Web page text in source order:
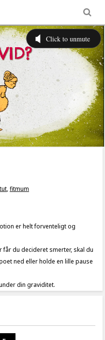
,fitmum
er helt forventeligt og
du decideret smerter, skal du
ned eller holde en lille pause
din graviditet.